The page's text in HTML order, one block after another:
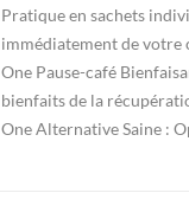
Pratique en sachets
immédiatement de votre
One Pause-café
bienfaits de la
One Alternative Saine :